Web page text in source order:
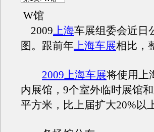
W馆
2009上海车展组委会近日
图。跟前年上海车展相比，
2009上海车展将使用上
内展馆，9个室外临时展馆
平方米，比上届扩大20%以